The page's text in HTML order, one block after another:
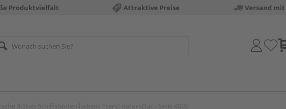
Produktvielfalt Attraktive Preise Versand